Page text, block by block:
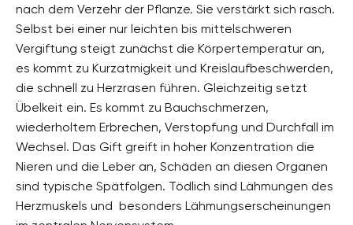
nach dem Verzehr der Pflanze. Sie verstärkt sich rasch.
Selbst bei einer nur leichten bis mittelschweren
Vergiftung steigt zunächst die Körpertemperatur an,
es kommt zu Kurzatmigkeit und Kreislaufbeschwerden,
die schnell zu Herzrasen führen. Gleichzeitig setzt
Übelkeit ein. Es kommt zu Bauchschmerzen,
wiederholtem Erbrechen, Verstopfung und Durchfall im
Wechsel. Das Gift greift in hoher Konzentration die
Nieren und die Leber an, Schäden an diesen Organen
sind typische Spätfolgen. Tödlich sind Lähmungen des
Herzmuskels und besonders Lähmungserscheinungen